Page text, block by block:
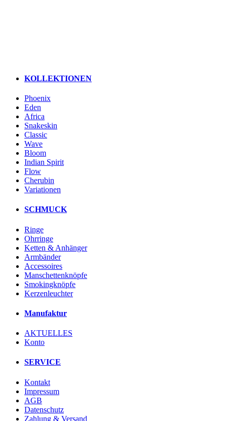
KOLLEKTIONEN
Phoenix
Eden
Africa
Snakeskin
Classic
Wave
Bloom
Indian Spirit
Flow
Cherubin
Variationen
SCHMUCK
Ringe
Ohrringe
Ketten & Anhänger
Armbänder
Accessoires
Manschettenknöpfe
Smokingknöpfe
Kerzenleuchter
Manufaktur
AKTUELLES
Konto
SERVICE
Kontakt
Impressum
AGB
Datenschutz
Zahlung & Versand